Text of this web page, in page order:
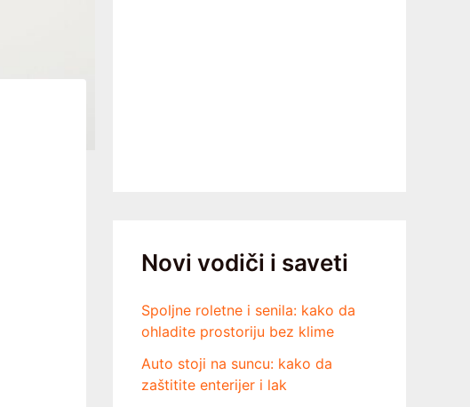
Novi vodiči i saveti
Spoljne roletne i senila: kako da
ohladite prostoriju bez klime
Auto stoji na suncu: kako da
zaštitite enterijer i lak